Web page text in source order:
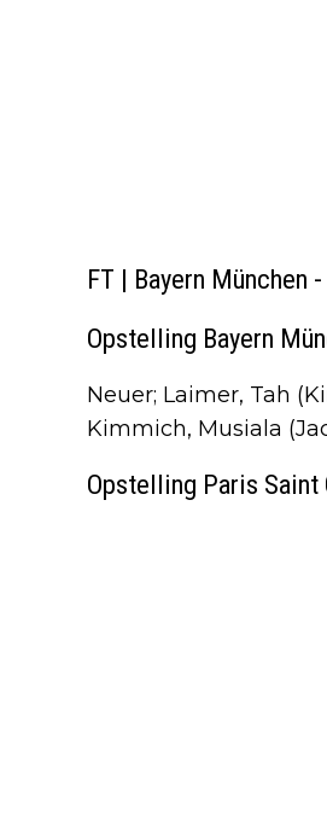
FT | Bayern München
Opstelling Bayern
Neuer; Laimer, Tah
Kimmich, Musiala
Opstelling Paris Saint